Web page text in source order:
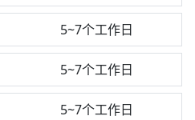
5~7个工作日
5~7个工作日
5~7个工作日